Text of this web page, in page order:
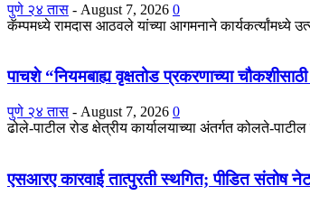
पुणे २४ तास - August 7, 2026 0
कॅम्पमध्ये रामदास आठवले यांच्या आगमनाने कार्यकर्त्यांमध्ये
पाचशे “नियमबाह्य वृक्षतोड प्रकरणाच्या
पुणे २४ तास - August 7, 2026 0
ढोले-पाटील रोड क्षेत्रीय कार्यालयाच्या अंतर्गत कोलते-
एसआरए कारवाई तात्पुरती स्थगित; पीडित संतोष